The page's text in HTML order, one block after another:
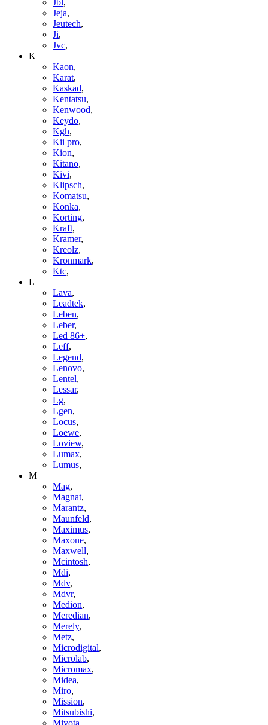
Jeja,
Jeutech,
Ji,
Jvc,
K
Kaon,
Karat,
Kaskad,
Kentatsu,
Kenwood,
Keydo,
Kgh,
Kii pro,
Kion,
Kitano,
Kivi,
Klipsch,
Komatsu,
Konka,
Korting,
Kraft,
Kramer,
Kreolz,
Kronmark,
Ktc,
L
Lava,
Leadtek,
Leben,
Leber,
Led 86+,
Leff,
Legend,
Lenovo,
Lentel,
Lessar,
Lg,
Lgen,
Locus,
Loewe,
Loview,
Lumax,
Lumus,
M
Mag,
Magnat,
Marantz,
Maunfeld,
Maximus,
Maxone,
Maxwell,
Mcintosh,
Mdi,
Mdv,
Mdvr,
Medion,
Meredian,
Merely,
Metz,
Microdigital,
Microlab,
Micromax,
Midea,
Miro,
Mission,
Mitsubishi,
Miyota,